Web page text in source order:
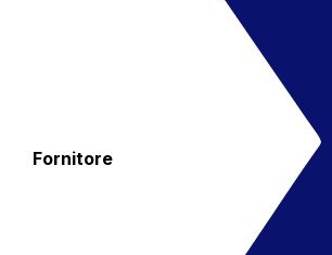
Fornitore